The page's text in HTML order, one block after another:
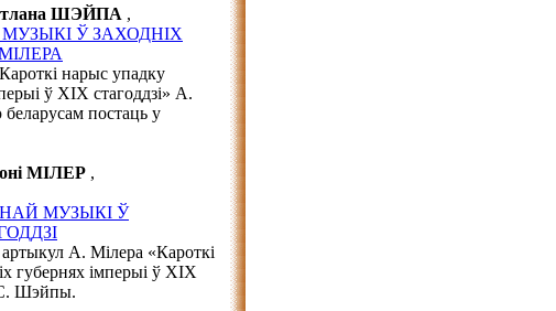
ШЭЙПА ,
Ў ЗАХОДНІХ
нарыс упадку
ў ХІХ стагоддзі» А.
постаць у
МІЛЕР ,
МУЗЫКІ Ў
А. Мілера «Кароткі
губернях імперыі ў ХІХ
С. Шэйпы.